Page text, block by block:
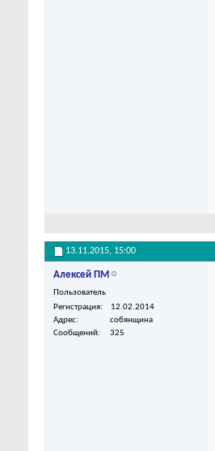
13.11.2015, 15:00
Алексей ПМ
Пользователь
Регистрация
12.02.2014
Адрес
собянщина
Сообщений
325